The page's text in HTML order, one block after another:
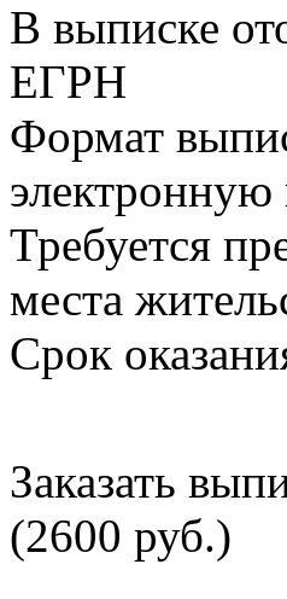
В выписке
ЕГРН
Формат
электронную
Требуется
места
Срок
Заказать
(2600 руб.)